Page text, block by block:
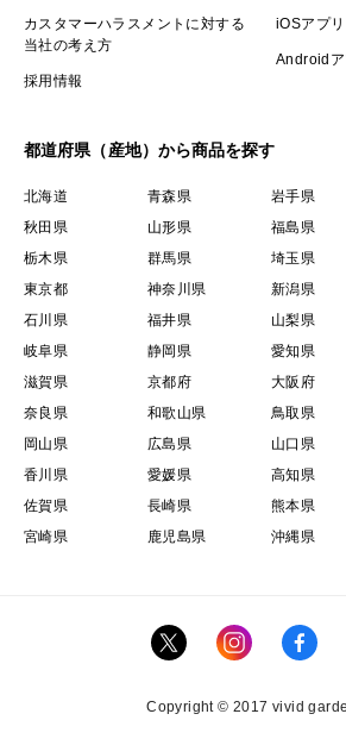
カスタマーハラスメントに対する
当社の考え方
採用情報
iOSアプリ
Androidア
都道府県（産地）から商品を探す
北海道 青森県 岩手県
秋田県
山形県 福島県
栃木県
群馬県 埼玉県
東京都
神奈川県 新潟県
石川県
福井県 山梨県
岐阜県
静岡県 愛知県
滋賀県
京都府 大阪府
奈良県
和歌山県 鳥取県
岡山県
広島県 山口県
香川県
愛媛県 高知県
佐賀県
長崎県 熊本県
宮崎県
鹿児島県 沖縄県
Copyright © 2017 vivid